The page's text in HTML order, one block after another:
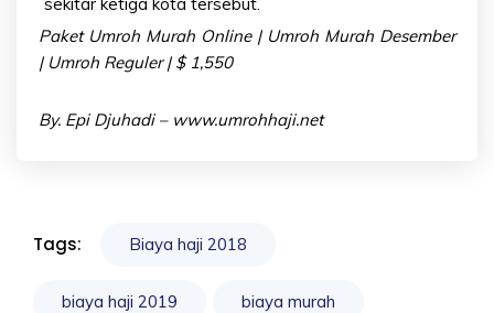
Paket Umroh Murah Online | Umroh Murah Desember
| Umroh Reguler | $ 1,550
By. Epi Djuhadi –www.umrohhaji.net
Tags: Biaya haji 2018
biaya haji 2019 biaya murah